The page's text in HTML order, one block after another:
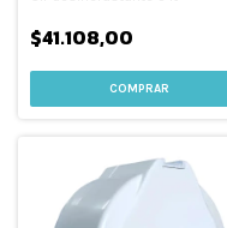
$41.108,00